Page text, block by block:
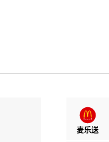
麦乐送